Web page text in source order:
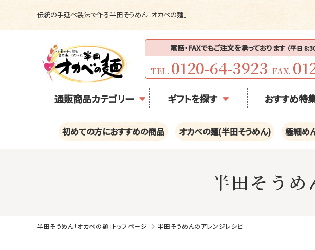
伝統の手延べ製法で作る半田そうめん「オカベの麺」
電話・FAXでもご注文を承っております （平日
TEL. 0120-64-3923 FAX.
通販商品カテゴリー ギフトを探す おすすめ特
初めての方におすすめの商品 オカベの麺(半田そうめん) 極細め
半田そうめ
半田そうめん「オカベの麺」トップページ 半田そうめんのアレンジレシピ